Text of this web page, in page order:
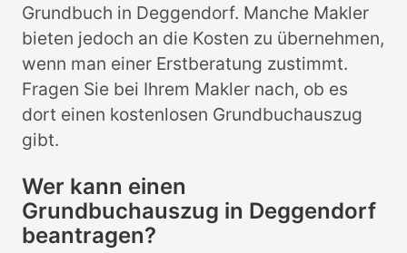
Grundbuch in Deggendorf. Manche Makler
bieten jedoch an die Kosten zu übernehmen,
wenn man einer Erstberatung zustimmt.
Fragen Sie bei Ihrem Makler nach, ob es
dort einen kostenlosen Grundbuchauszug
gibt.
Wer kann einen
Grundbuchauszug in Deggendorf
beantragen?